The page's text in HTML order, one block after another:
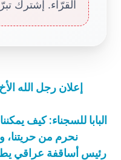
القرّاء. إشترك
إعلان رجل الله
البابا للسجناء: كيف
نحرم من حريتنا،
رئيس أساقفة عراقي